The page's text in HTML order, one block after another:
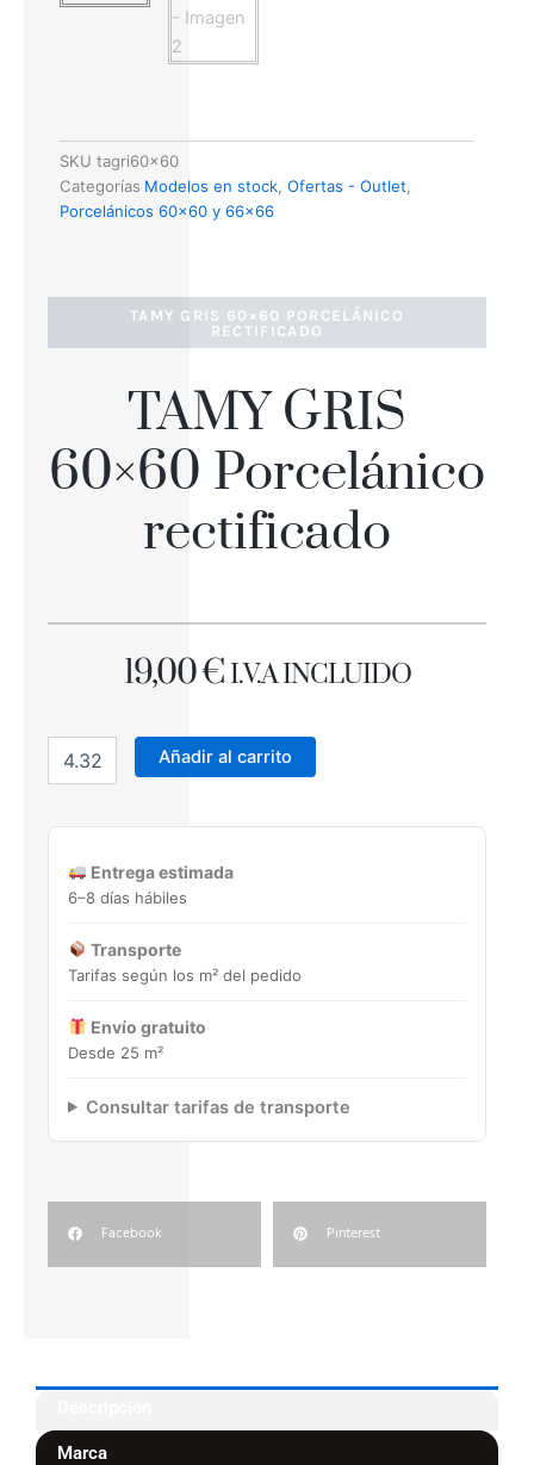
SKU tagri60x60
Categorías Modelos en stock, Ofertas - Outlet,
Porcelánicos 60x60 y 66x66
TAMY GRIS 60×60 PORCELÁNICO
RECTIFICADO
TAMY GRIS
60×60 Porcelánico
rectificado
19,00€ I.V.A INCLUIDO
TAMY
GRIS
60x60
rectificado
Añadir al carrito
Entrega estimada
6–8 días hábiles
Transporte
Tarifas según los m² del pedido
Envío gratuito
Desde 25 m²
Consultar tarifas de transporte
Facebook Pinterest
Marca